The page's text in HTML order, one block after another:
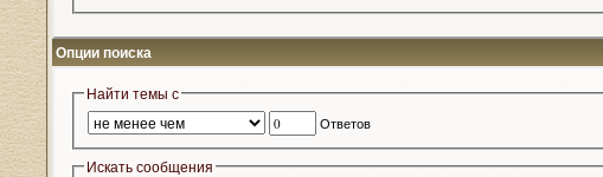
Опции поиска
Найти темы с
Ответов
Искать сообщения